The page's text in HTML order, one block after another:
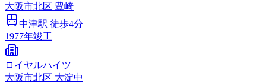
大阪市北区 豊崎
中津駅 徒歩4分
1977年竣工
ロイヤルハイツ
大阪市北区 大淀中